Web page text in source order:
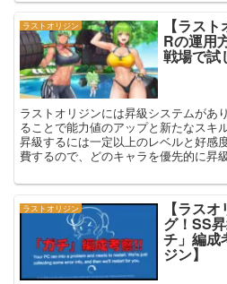
ラストオリジン 【ラス
Rの運用
戦場で試
ラストオリジンには昇級システムがあ
ることで能力値のアップと新たなスキ
昇級するには一定以上のレベルと好感
費するので、どのキャラを優先的に昇
ラストオリジン 【ラス
グ！SS
チ」編成
ジン】